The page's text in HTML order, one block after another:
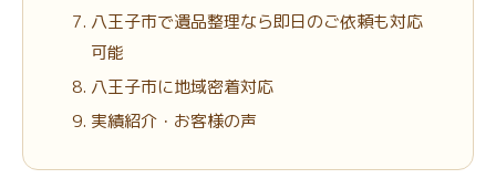
八王子市で遺品整理なら即日のご依頼も対応
可能
八王子市に地域密着対応
実績紹介・お客様の声